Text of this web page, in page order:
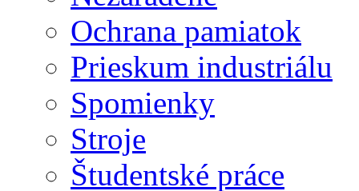
Ochrana pamiatok
Prieskum industriálu
Spomienky
Stroje
Študentské práce